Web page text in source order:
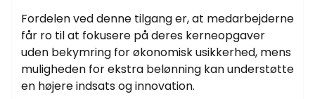
Fordelen ved denne tilgang er, at medarbejderne
får ro til at fokusere på deres kerneopgaver
uden bekymring for økonomisk usikkerhed, mens
muligheden for ekstra belønning kan understøtte
en højere indsats og innovation.